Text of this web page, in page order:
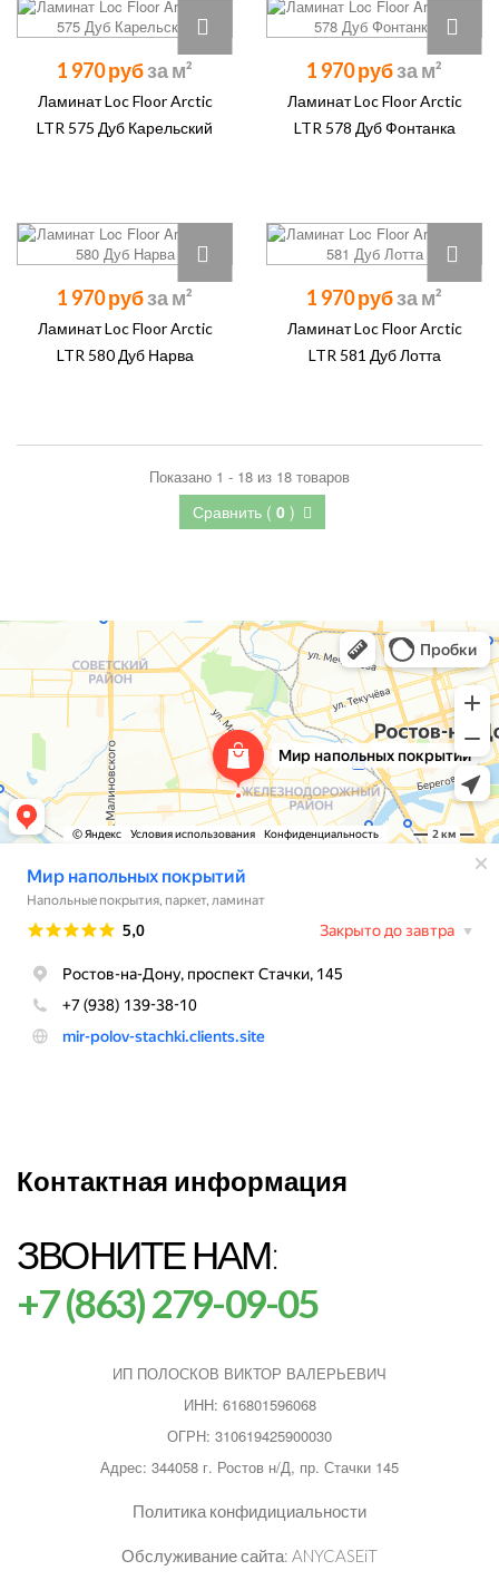
1 970 руб
Ламинат Loc Floor Arctic
LTR 575 Дуб Карельский
1 970 руб
Ламинат Loc Floor Arctic
LTR 578 Дуб Фонтанка
1 970 руб
Ламинат Loc Floor Arctic
LTR 580 Дуб Нарва
1 970 руб
Ламинат Loc Floor Arctic
LTR 581 Дуб Лотта
Сравнить ( 0 )
Показано 1 - 18 из 18 товаров
Контактная информация
ЗВОНИТЕ НАМ:
+7 (863) 279-09-05
ИП ПОЛОСКОВ ВИКТОР ВАЛЕРЬЕВИЧ
ИНН: 616801596068
ОГРН: 310619425900030
Адрес: 344058 г. Ростов н/Д, пр. Стачки 145
Политика конфидициальности
Обслуживание сайта: ANYCASEiT